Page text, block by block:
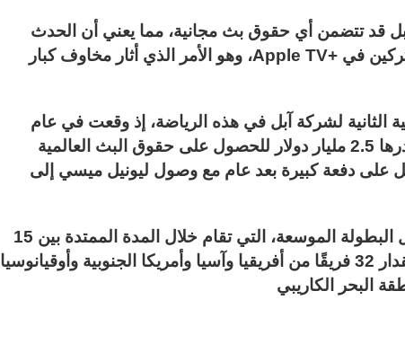
قد تتضمن أي حقوق بث مجانية، مما يعني أن الحدث
بأكمله يمكن أن يكون متاحًا فقط للمشتركين في +Apple TV، وهو الأمر الذي أثار مخاوف كبار
الثانية لشركة آبل في هذه الرياضة، إذ وقعت في عام
2022 اتفاقية مدتها 10 سنوات بقيمة قدرها 2.5 مليار دولار للحصول على حقوق البث العالمية
على دفعة كبيرة بعد عام مع وصول ليونيل ميسي إلى
ونشرت الفيفا في العام الماضي تفاصيل البطولة الموسعة، التي تقام خلال المدة الممتدة بين 15
يونيو و 13 يوليو من عام 2025 وتضم مقدار 32 فريقًا من أفريقيا وآسيا وأمريكا الجنوبية وأوقيانوسيا
البحر الكاريبي